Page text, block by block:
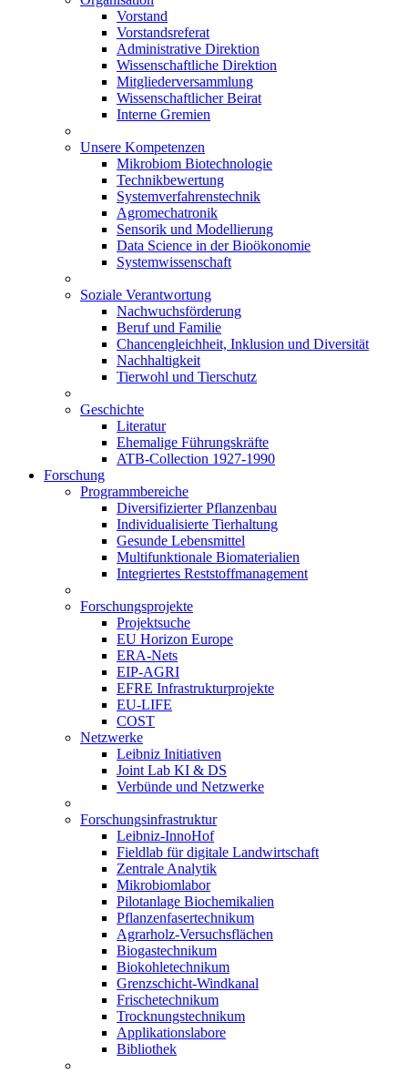
Vorstand
Vorstandsreferat
Administrative Direktion
Wissenschaftliche Direktion
Mitgliederversammlung
Wissenschaftlicher Beirat
Interne Gremien
Unsere Kompetenzen
Mikrobiom Biotechnologie
Technikbewertung
Systemverfahrenstechnik
Agromechatronik
Sensorik und Modellierung
Data Science in der Bioökonomie
Systemwissenschaft
Soziale Verantwortung
Nachwuchsförderung
Beruf und Familie
Chancengleichheit, Inklusion und Diversität
Nachhaltigkeit
Tierwohl und Tierschutz
Geschichte
Literatur
Ehemalige Führungskräfte
ATB-Collection 1927-1990
Forschung
Programmbereiche
Diversifizierter Pflanzenbau
Individualisierte Tierhaltung
Gesunde Lebensmittel
Multifunktionale Biomaterialien
Integriertes Reststoffmanagement
Forschungsprojekte
Projektsuche
EU Horizon Europe
ERA-Nets
EIP-AGRI
EFRE Infrastrukturprojekte
EU-LIFE
COST
Netzwerke
Leibniz Initiativen
Joint Lab KI & DS
Verbünde und Netzwerke
Forschungsinfrastruktur
Leibniz-InnoHof
Fieldlab für digitale Landwirtschaft
Zentrale Analytik
Mikrobiomlabor
Pilotanlage Biochemikalien
Pflanzenfasertechnikum
Agrarholz-Versuchsflächen
Biogastechnikum
Biokohletechnikum
Grenzschicht-Windkanal
Frischetechnikum
Trocknungstechnikum
Applikationslabore
Bibliothek